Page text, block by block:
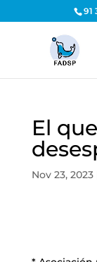
91
El
Nov 23, 2023